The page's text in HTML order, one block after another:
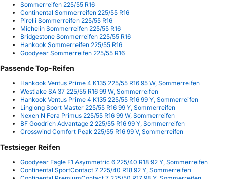
Sommerreifen 225/55 R16
Continental Sommerreifen 225/55 R16
Pirelli Sommerreifen 225/55 R16
Michelin Sommerreifen 225/55 R16
Bridgestone Sommerreifen 225/55 R16
Hankook Sommerreifen 225/55 R16
Goodyear Sommerreifen 225/55 R16
Passende Top-Reifen
Hankook Ventus Prime 4 K135 225/55 R16 95 W, Sommerreifen
Westlake SA 37 225/55 R16 99 W, Sommerreifen
Hankook Ventus Prime 4 K135 225/55 R16 99 Y, Sommerreifen
Linglong Sport Master 225/55 R16 99 Y, Sommerreifen
Nexen N Fera Primus 225/55 R16 99 W, Sommerreifen
BF Goodrich Advantage 2 225/55 R16 99 Y, Sommerreifen
Crosswind Comfort Peak 225/55 R16 99 V, Sommerreifen
Testsieger Reifen
Goodyear Eagle F1 Asymmetric 6 225/40 R18 92 Y, Sommerreifen
Continental SportContact 7 225/40 R18 92 Y, Sommerreifen